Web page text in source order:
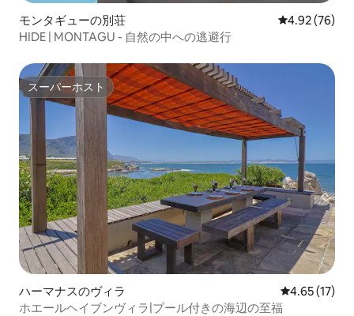
モンタギューの別荘 レビュー76
4.92 (76)
HIDE | MONTAGU - 自然の中への逃避行
スーパーホスト
スーパーホスト
ハーマナスのヴィラ レビュー17
4.65 (17)
ホエールヘイブンヴィラ|プール付きの海辺の至福